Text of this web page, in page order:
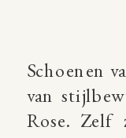
Schoenen
van
Rose.